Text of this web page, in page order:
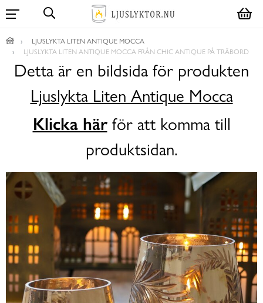
LJUSLYKTA LITEN ANTIQUE MOCCA
LJUSLYKTA LITEN ANTIQUE MOCCA FRÅN CHIC ANTIQUE PÅ TRÄBORD
Detta är en bildsida för produkten
Ljuslykta Liten Antique Mocca
Klicka härför att komma till
produktsidan.